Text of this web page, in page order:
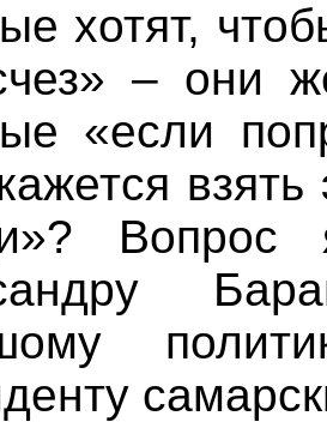
хотят,
– они
«если
Вопрос